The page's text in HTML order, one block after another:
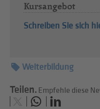
Kursangebot
Schreiben Sie sich
Weiterbildung
Teilen. Empfehle diese